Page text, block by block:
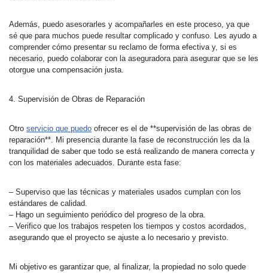
Además, puedo asesorarles y acompañarles en este proceso, ya que
sé que para muchos puede resultar complicado y confuso. Les ayudo a
comprender cómo presentar su reclamo de forma efectiva y, si es
necesario, puedo colaborar con la aseguradora para asegurar que se les
otorgue una compensación justa.
4. Supervisión de Obras de Reparación
Otro servicio que puedo ofrecer es el de **supervisión de las obras de
reparación**. Mi presencia durante la fase de reconstrucción les da la
tranquilidad de saber que todo se está realizando de manera correcta y
con los materiales adecuados. Durante esta fase:
– Superviso que las técnicas y materiales usados cumplan con los
estándares de calidad.
– Hago un seguimiento periódico del progreso de la obra.
– Verifico que los trabajos respeten los tiempos y costos acordados,
asegurando que el proyecto se ajuste a lo necesario y previsto.
Mi objetivo es garantizar que, al finalizar, la propiedad no solo quede